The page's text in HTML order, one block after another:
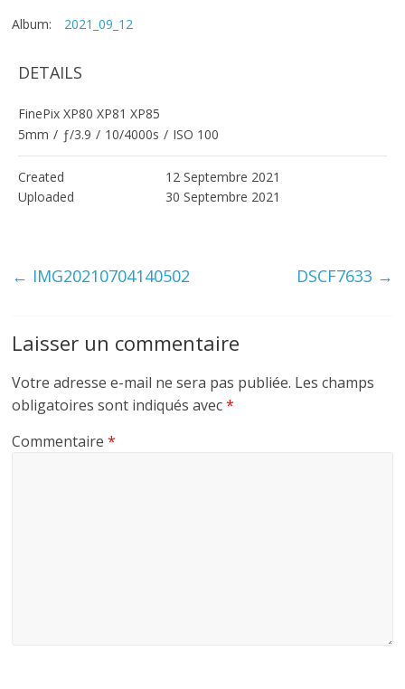
Album: 2021_09_12
DETAILS
FinePix XP80 XP81 XP85
5mm / ƒ/3.9 / 10/4000s / ISO 100
Created
12 Septembre 2021
Uploaded
30 Septembre 2021
← IMG20210704140502 DSCF7633 →
Laisser un commentaire
Votre adresse e-mail ne sera pas publiée. Les champs
obligatoires sont indiqués avec*
Commentaire*